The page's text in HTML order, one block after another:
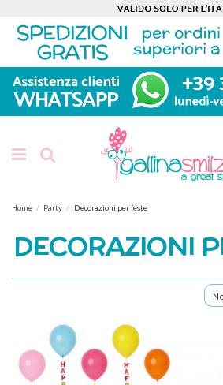
Home Party Decorazioni per feste
DECORAZIONI